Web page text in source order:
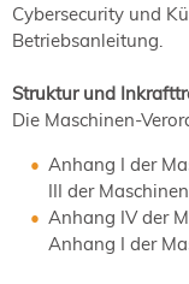
Cybersecurity und
Betriebsanleitung.
Struktur und
Die Maschinen-
Anhang I der
III der
Anhang IV der
Anhang I der